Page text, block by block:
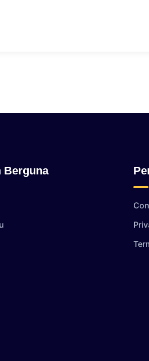
Berguna